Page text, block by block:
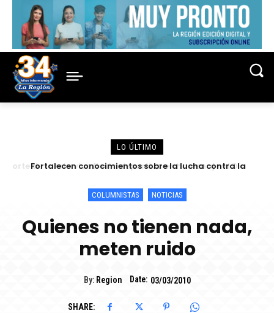
LO ÚLTIMO
Fortalecen conocimientos sobre la lucha contra la
Corte de Loreto
COLUMNISTAS NOTICIAS
Quienes no tienen nada,
meten ruido
By: Region Date: 03/03/2010
SHARE: